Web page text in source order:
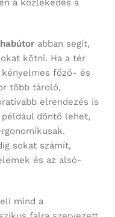
a közlekedés a
abban segít,
kötni. Ha a tér
főző- és
több tároló,
elrendezés is
döntő lehet,
sokat számít,
és az alsó-
mind a